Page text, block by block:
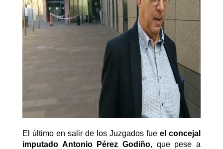
El último en salir de los Juzgados fueel concejal
imputado Antonio Pérez Godiño, que pese a